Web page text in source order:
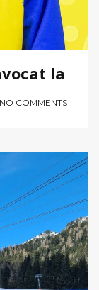
la
NO COMMENTS